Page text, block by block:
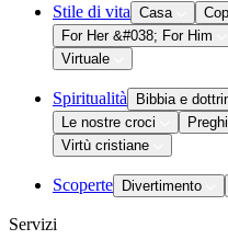
Stile di vita Casa
For Her &#038; For Him
Virtuale
Spiritualità Bibbia e
Le nostre croci
Virtù cristiane
Scoperte Divertimento
Servizi